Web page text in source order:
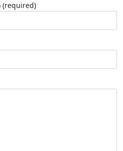
(required)